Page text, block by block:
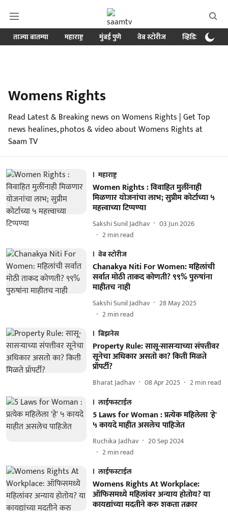
ताज्या बातम्या महाराष्ट्र मुंबई पुणे वेब स्टोरीज व्हिडिओ
Womens Rights
Read Latest & Breaking news on Womens Rights | Get Top
news healines, photos & video about Womens Rights at
Saam TV
महाराष्ट्र
Women Rights : विवाहित मुलींनाही
मिळणार योजनांचा लाभ; सुप्रीम कोर्टाच्या ५
महत्त्वाच्या टिप्पण्या
Sakshi Sunil Jadhav
03 Jun 2026
2min read
वेब स्टोरीज
Chanakya Niti For Women: महिलांची
सर्वात मोठी ताकद कोणती? ९९% पुरुषांना
माहीतच नाही
Sakshi Sunil Jadhav
28 May 2025
2min read
बिझनेस
Property Rule: सासू-सासऱ्याच्या संपत्तीवर
सूनेचा अधिकार असतो का? किती मिळते
प्रॉपर्टी?
Bharat Jadhav 08 Apr 2025 2min read
लाईफस्टाईल
5 Laws for Woman : प्रत्येक महिलेला 'हे'
५ कायदे माहीत असलेच पाहिजेत
Ruchika Jadhav
20 Sep 2024
2min read
लाईफस्टाईल
Womens Rights At Workplace:
ऑफिसमध्ये महिलांवर अन्याय होतोय? या
कायद्यांच्या मदतीने करु शकता तक्रार